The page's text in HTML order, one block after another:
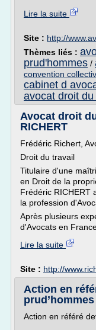
Lire la suite
Site : http://
Thèmes liés :
prud'hommes /
convention
cabinet d
avocat droit du
Avocat droit
RICHERT
Frédéric Richert,
Droit du travail
Titulaire d'une
en Droit de la
Frédéric RICHERT
la profession
Après plusieurs
d'Avocats en
Lire la suite
Site : http://
Action en
Action en référé